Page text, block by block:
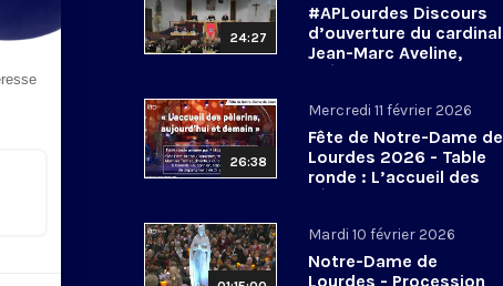
24:27
#APLourdes Discours
d’ouverture du cardinal
Jean-Marc Aveline,
président de la CEF -
26:38
Mercredi 11 février 2026
Fête de Notre-Dame de
Lourdes 2026 - Table
ronde : L’accueil des
pèlerins, aujourd’hui et
Mardi 10 février 2026
Notre-Dame de
Lourdes - Procession